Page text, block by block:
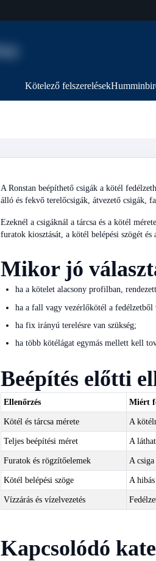
Kötelező felszerelések
A Ronstan beépíthető csigák a kötél
álló és fekvő terelőcsigák, átvezető csigák,
Ezeknél a csigáknál a tárcsa és a kötél
furatok kiosztását, a kötél belépési szögét
Mikor jó
ha a kötelet alacsony profilban,
ha a fall vagy vezérlőkötél a
ha fix irányú terelésre van szükség;
ha több kötélágat egymás mellett kell
Beépítés előtti
Ellenőrzés Miért
Kötél és tárcsa mérete A
Teljes beépítési méret A
Furatok és rögzítőelemek A csiga
Kötél belépési szöge A
Vízzárás és vízelvezetés
Kapcsolódó